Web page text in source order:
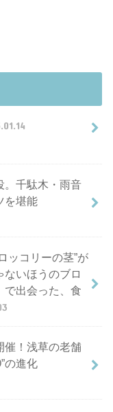
。千駄木・雨音
を堪能
ッコリーの茎”が
ないほうのブロ
で出会った、食
催！浅草の老舗
の進化